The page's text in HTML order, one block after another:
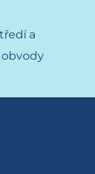
a